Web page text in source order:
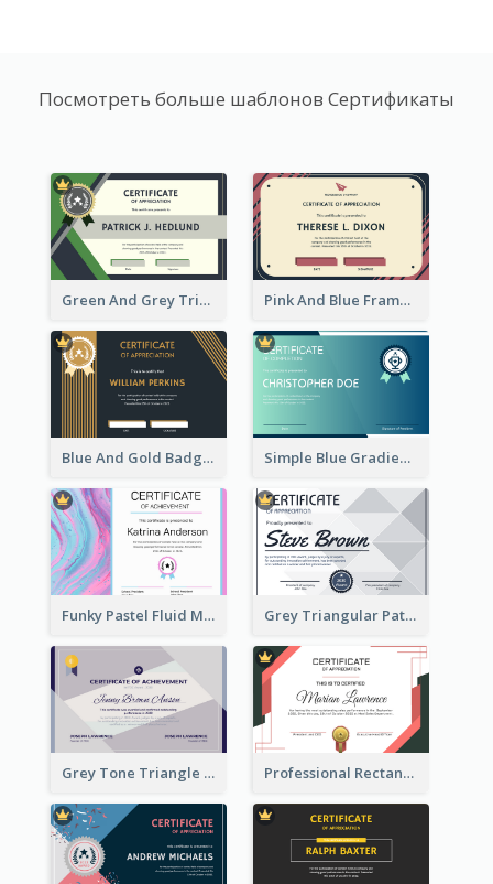
Посмотреть больше шаблонов Сертификаты
Green And Grey Triangles With Badge Certificate Pink And Blue Frame Company Certificate
Blue And Gold Badge Appreciation Certificate Simple Blue Gradient Certificate
Funky Pastel Fluid Modern Certificate Of Achievement Grey Triangular Pattern Best Certificate Design
Grey Tone Triangle Design of Certificate For Achievement Professional Rectangular Border Certificate Design Ideas